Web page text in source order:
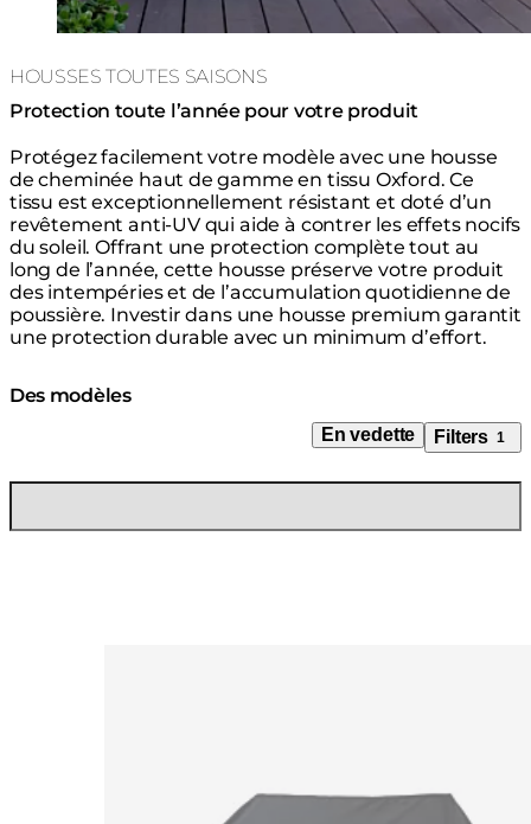
HOUSSES TOUTES SAISONS
Protection toute l’année pour votre produit
Protégez facilement votre modèle avec une housse
de cheminée haut de gamme en tissu Oxford. Ce
tissu est exceptionnellement résistant et doté d’un
revêtement anti-UV qui aide à contrer les effets nocifs
du soleil. Offrant une protection complète tout au
long de l’année, cette housse préserve votre produit
des intempéries et de l’accumulation quotidienne de
poussière. Investir dans une housse premium garantit
une protection durable avec un minimum d’effort.
Des modèles
En vedette Filters 1